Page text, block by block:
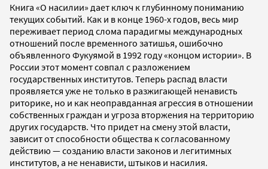
Книга «О насилии» дает ключ к глубинному пониманию
текущих событий. Как и в конце 1960-х годов, весь мир
переживает период слома парадигмы международных
отношений после временного затишья, ошибочно
объявленного Фукуямой в 1992 году «концом истории». В
России этот момент совпал с разложением
государственных институтов. Теперь распад власти
проявляется уже не только в разжигающей ненависть
риторике, но и как неоправданная агрессия в отношении
собственных граждан и угроза вторжения на территорию
других государств. Что придет на смену этой власти,
зависит от способности общества к согласованному
действию — созданию власти законов и легитимных
институтов, а не ненависти, штыков и насилия.